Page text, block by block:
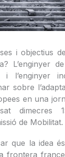
i objectius
L’enginyer
l’enginyer
sobre
en una
dimecres
de Mobilitat.
que la idea és
frontera